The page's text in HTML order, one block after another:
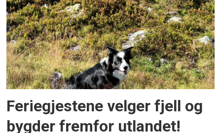
Feriegjestene velger fjell og
bygder fremfor utlandet!